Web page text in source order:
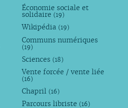
Économie sociale et
solidaire (19)
Wikipédia (19)
Communs numériques
(19)
Sciences (18)
Vente forcée / vente liée
(16)
Chapril (16)
Parcours libriste (16)